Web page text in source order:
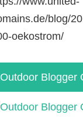
blog/
oekostrom/
Outdoor Blogger